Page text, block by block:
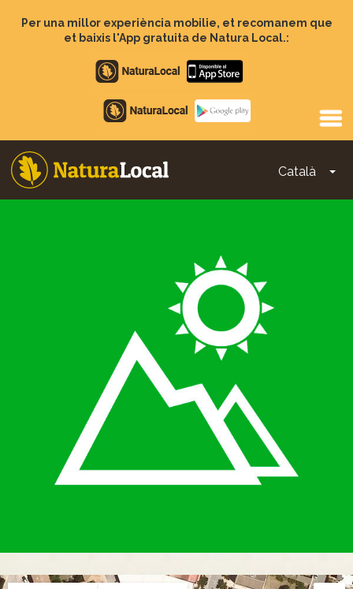
Per una millor experiència mobilie, et recomanem que
et baixis l'App gratuita de Natura Local.:
Apple
store
Google
Play
Català
Main